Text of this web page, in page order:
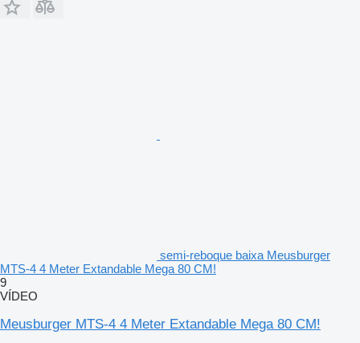
semi-reboque baixa Meusburger
MTS-4 4 Meter Extandable Mega 80 CM!
9
VÍDEO
Meusburger MTS-4 4 Meter Extandable Mega 80 CM!